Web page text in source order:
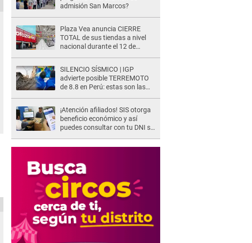
admisión San Marcos?
Plaza Vea anuncia CIERRE
TOTAL de sus tiendas a nivel
nacional durante el 12 de
SILENCIO SÍSMICO | IGP
advierte posible TERREMOTO
de 8.8 en Perú: estas son las
¡Atención afiliados! SIS otorga
beneficio económico y así
puedes consultar con tu DNI si